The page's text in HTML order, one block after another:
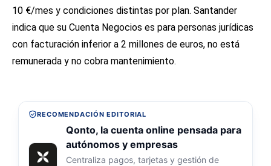
10 €/mes y condiciones distintas por plan. Santander
indica que su Cuenta Negocios es para personas jurídicas
con facturación inferior a 2 millones de euros, no está
remunerada y no cobra mantenimiento.
RECOMENDACIÓN EDITORIAL
Qonto, la cuenta online pensada para
autónomos y empresas
Centraliza pagos, tarjetas y gestión de